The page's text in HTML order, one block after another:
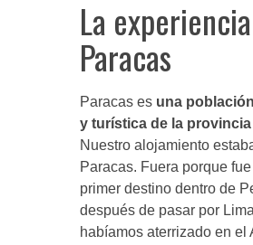
La
Paracas
Paracas es una
y turística de la
Nuestro alojamiento
Paracas. Fuera porque
primer destino dentro de
después de pasar por
habíamos aterrizado en el